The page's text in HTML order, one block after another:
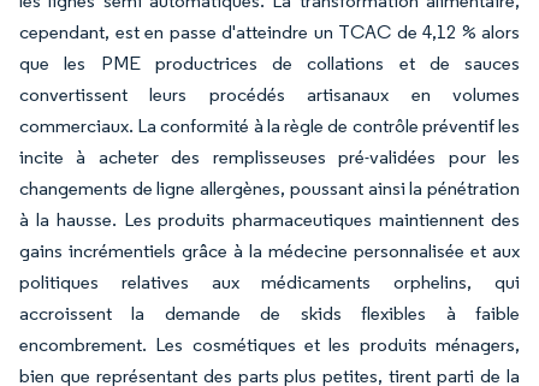
cependant, est en passe d'atteindre un TCAC de 4,12 % alors
que les PME productrices de collations et de sauces
convertissent leurs procédés artisanaux en volumes
commerciaux. La conformité à la règle de contrôle préventif les
incite à acheter des remplisseuses pré-validées pour les
changements de ligne allergènes, poussant ainsi la pénétration
à la hausse. Les produits pharmaceutiques maintiennent des
gains incrémentiels grâce à la médecine personnalisée et aux
politiques relatives aux médicaments orphelins, qui
accroissent la demande de skids flexibles à faible
encombrement. Les cosmétiques et les produits ménagers,
bien que représentant des parts plus petites, tirent parti de la